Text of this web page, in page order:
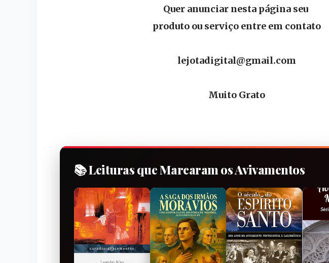
Quer anunciar nesta página seu
produto ou serviço entre em contato
lejotadigital@gmail.com
Muito Grato
📚 Leituras que Marcaram os Avivamentos